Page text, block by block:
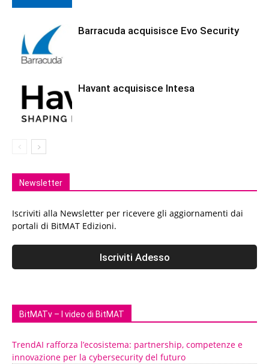
Barracuda acquisisce Evo Security
Havant acquisisce Intesa
Newsletter
Iscriviti alla Newsletter per ricevere gli aggiornamenti dai
portali di BitMAT Edizioni.
BitMATv – I video di BitMAT
TrendAI rafforza l’ecosistema: partnership, competenze e
innovazione per la cybersecurity del futuro